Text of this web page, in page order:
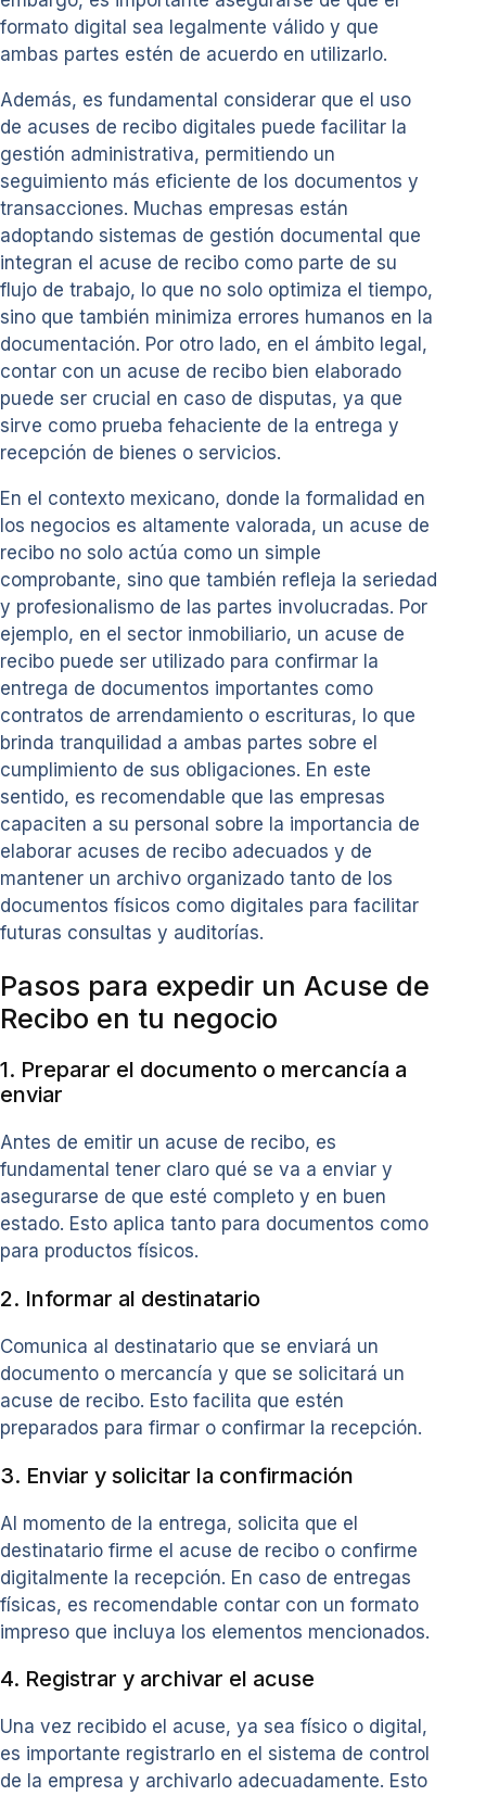
formato digital sea legalmente válido y que
ambas partes estén de acuerdo en utilizarlo.
Además, es fundamental considerar que el uso
de acuses de recibo digitales puede facilitar la
gestión administrativa, permitiendo un
seguimiento más eficiente de los documentos y
transacciones. Muchas empresas están
adoptando sistemas de gestión documental que
integran el acuse de recibo como parte de su
flujo de trabajo, lo que no solo optimiza el tiempo,
sino que también minimiza errores humanos en la
documentación. Por otro lado, en el ámbito legal,
contar con un acuse de recibo bien elaborado
puede ser crucial en caso de disputas, ya que
sirve como prueba fehaciente de la entrega y
recepción de bienes o servicios.
En el contexto mexicano, donde la formalidad en
los negocios es altamente valorada, un acuse de
recibo no solo actúa como un simple
comprobante, sino que también refleja la seriedad
y profesionalismo de las partes involucradas. Por
ejemplo, en el sector inmobiliario, un acuse de
recibo puede ser utilizado para confirmar la
entrega de documentos importantes como
contratos de arrendamiento o escrituras, lo que
brinda tranquilidad a ambas partes sobre el
cumplimiento de sus obligaciones. En este
sentido, es recomendable que las empresas
capaciten a su personal sobre la importancia de
elaborar acuses de recibo adecuados y de
mantener un archivo organizado tanto de los
documentos físicos como digitales para facilitar
futuras consultas y auditorías.
Pasos para expedir un Acuse de
Recibo en tu negocio
1. Preparar el documento o mercancía a
enviar
Antes de emitir un acuse de recibo, es
fundamental tener claro qué se va a enviar y
asegurarse de que esté completo y en buen
estado. Esto aplica tanto para documentos como
para productos físicos.
2. Informar al destinatario
Comunica al destinatario que se enviará un
documento o mercancía y que se solicitará un
acuse de recibo. Esto facilita que estén
preparados para firmar o confirmar la recepción.
3. Enviar y solicitar la confirmación
Al momento de la entrega, solicita que el
destinatario firme el acuse de recibo o confirme
digitalmente la recepción. En caso de entregas
físicas, es recomendable contar con un formato
impreso que incluya los elementos mencionados.
4. Registrar y archivar el acuse
Una vez recibido el acuse, ya sea físico o digital,
es importante registrarlo en el sistema de control
de la empresa y archivarlo adecuadamente. Esto